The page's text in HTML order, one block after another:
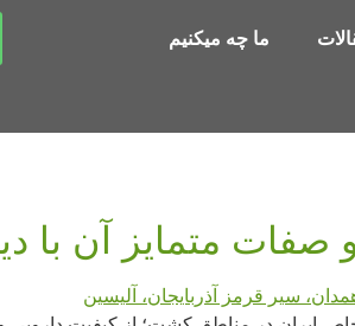
ما چه میکنیم
صفات متمایز آن با